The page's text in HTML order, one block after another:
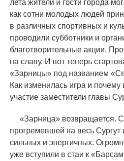
лета жители и гости города
как сотни молодых людей
в различных спортивных и
проводили субботники и
благотворительные акции.
на славу. И вот теперь
«Зарницы» под названием «
Как изменилась игра и
участие заместители главы
«Зарница» возвращается.
прогремевшей на весь
сильных и энергичных.
уже вступили в стаи к «